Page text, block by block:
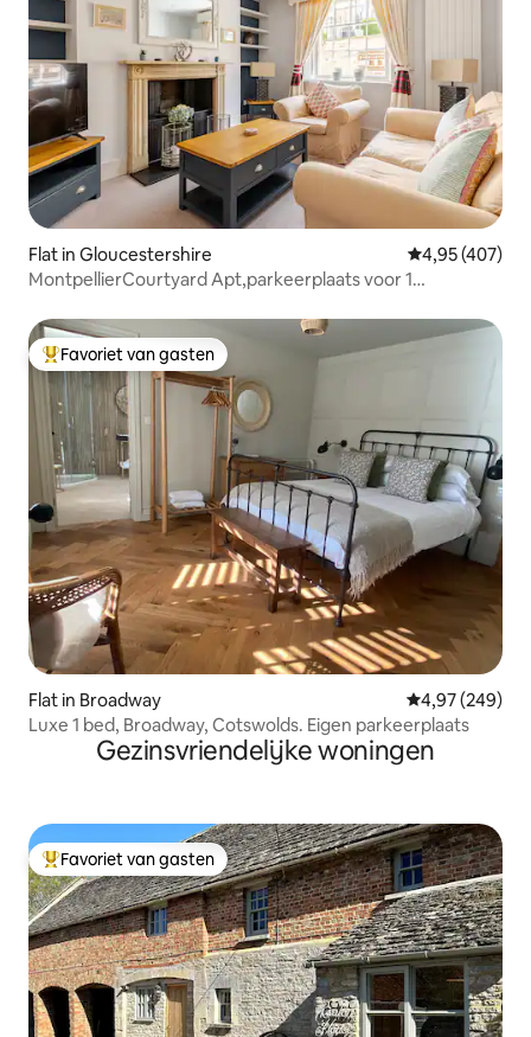
Flat in Gloucestershire Gemiddelde
4,95 (407)
MontpellierCourtyard Apt,parkeerplaats voor 1
Topfavoriet van gasten
Favoriet van gasten
Flat in Broadway Gemiddelde
4,97 (249)
Luxe 1 bed, Broadway, Cotswolds. Eigen parkeerplaats
Gezinsvriendelijke woningen
Topfavoriet van gasten
Favoriet van gasten